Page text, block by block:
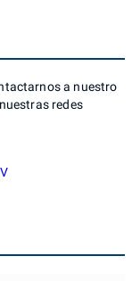
a nuestro
redes